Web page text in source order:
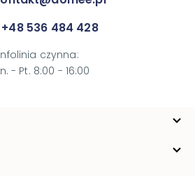
+48 536 484 428
czynna:
- Pt. 8:00 - 16:00